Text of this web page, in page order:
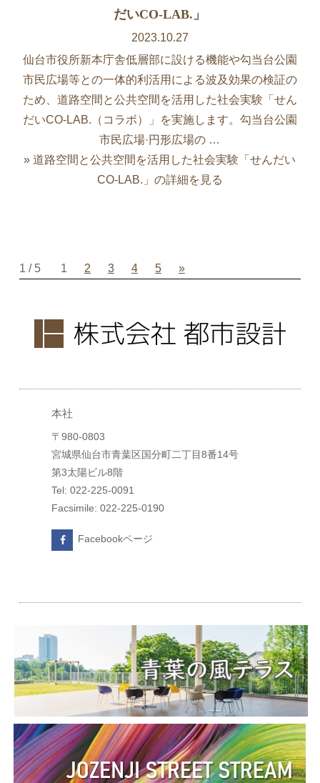
だいCO-LAB.」
2023.10.27
仙台市役所新本庁舎低層部に設ける機能や勾当台公園
市民広場等との一体的利活用による波及効果の検証の
ため、道路空間と公共空間を活用した社会実験「せん
だいCO-LAB.（コラボ）」を実施します。勾当台公園
市民広場·円形広場の …
» 道路空間と公共空間を活用した社会実験「せんだい
CO-LAB.」の詳細を見る
1 / 5 1 2 3 4 5 »
本社
〒980-0803
宮城県仙台市青葉区国分町二丁目8番14号
第3太陽ビル8階
Tel: 022-225-0091
Facsimile: 022-225-0190
Facebookページ